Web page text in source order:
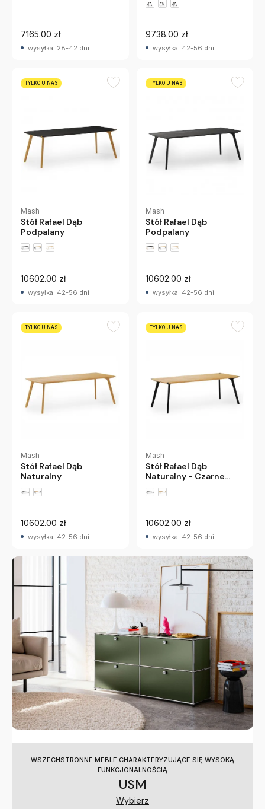
7165.00 zł
wysyłka: 28-42 dni
9738.00 zł
wysyłka: 42-56 dni
TYLKO U NAS
Mash
Stół Rafael Dąb
Podpalany
10602.00 zł
wysyłka: 42-56 dni
TYLKO U NAS
Mash
Stół Rafael Dąb
Podpalany
10602.00 zł
wysyłka: 42-56 dni
TYLKO U NAS
Mash
Stół Rafael Dąb
Naturalny
10602.00 zł
wysyłka: 42-56 dni
WSZECHSTRONNE MEBLE CHARAKTERYZUJĄCE SIĘ WYSOKĄ
FUNKCJONALNOŚCIĄ
USM
Wybierz
TYLKO U NAS
Mash
Stół Rafael Dąb
Naturalny - Czarne
Nogi
10602.00 zł
wysyłka: 42-56 dni